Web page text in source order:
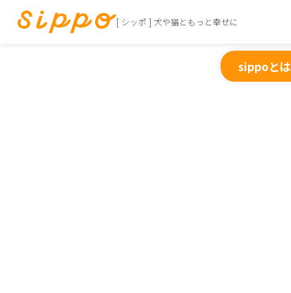
[ シッポ ] 犬や猫ともっと幸せに
sippoとは